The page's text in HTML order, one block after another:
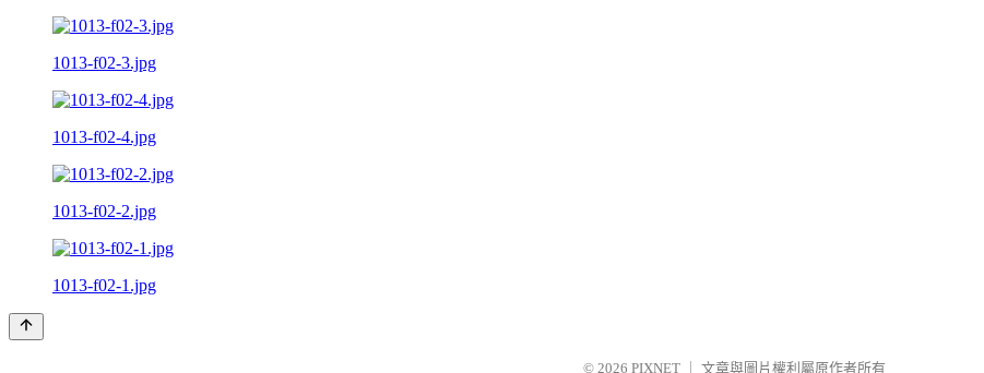
1013-f02-3.jpg
1013-f02-4.jpg
1013-f02-2.jpg
1013-f02-1.jpg
© 2026 PIXNET 文章與圖片權利屬原作者所有